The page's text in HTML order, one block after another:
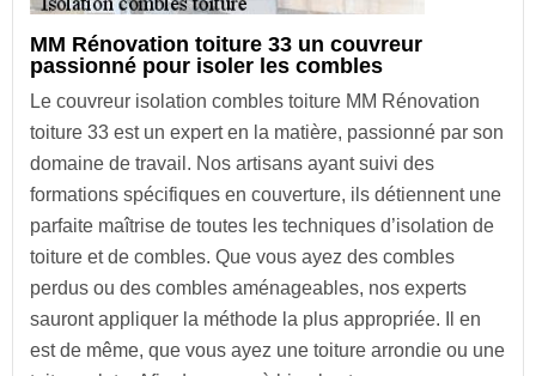
MM Rénovation toiture 33 un couvreur
passionné pour isoler les combles
Le couvreur isolation combles toiture MM Rénovation
toiture 33 est un expert en la matière, passionné par son
domaine de travail. Nos artisans ayant suivi des
formations spécifiques en couverture, ils détiennent une
parfaite maîtrise de toutes les techniques d’isolation de
toiture et de combles. Que vous ayez des combles
perdus ou des combles aménageables, nos experts
sauront appliquer la méthode la plus appropriée. Il en
est de même, que vous ayez une toiture arrondie ou une